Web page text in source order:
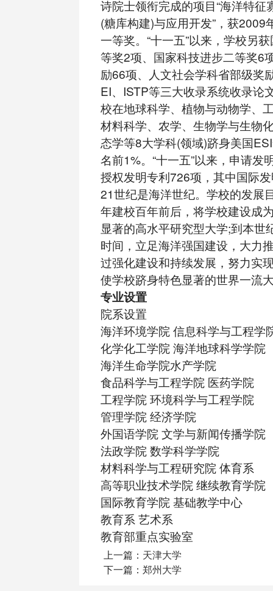
诗院士领衔完成的项目“海洋特征
(糖库构建)与应用开发”，获2009
一等奖。“十一五”以来，学校另
等奖2项、国家科技进步二等奖6
励66项、人文社会学科省部级奖
EI、ISTP等三大收录系统收录论
校在地球科学、植物与动物学、
材料科学、农学、生物学与生物
态学等8大学科(领域)跻身美国
名前1%。“十一五”以来，申请发
授权发明专利726项，其中国际
21世纪是海洋世纪。学校的发展
年建校百年前后，将学校建设成
显著的高水平研究型大学;到本世
时间，立足海洋强国建设，大力
过强化建设和持续发展，努力实
使学校跻身特色显著的世界一流
专业设置
院系设置
海洋环境学院 信息科学与工程学
化学化工学院 海洋地球科学学院
海洋生命学院水产学院
食品科学与工程学院 医药学院
工程学院 环境科学与工程学院
管理学院 经济学院
外国语学院 文学与新闻传播学院
法政学院 数学科学学院
材料科学与工程研究院 体育系
高等职业技术学院 继续教育学院
国际教育学院 基础教学中心
教育系 艺术系
教育部重点实验室
上一篇： 天津大学
下一篇： 郑州大学